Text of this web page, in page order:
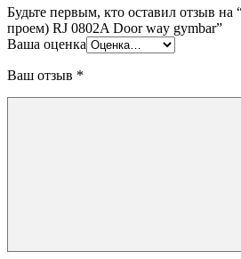
Будьте первым, кто оставил отзыв на
проем) RJ 0802A Door way gymbar”
Ваша оценка
Ваш отзыв *